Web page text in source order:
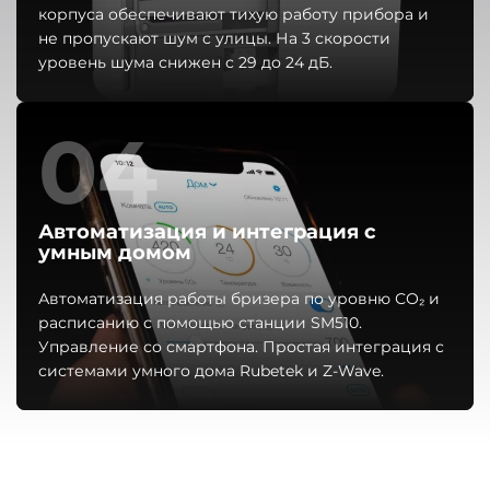
корпуса обеспечивают тихую работу прибора и
не пропускают шум с улицы. На 3 скорости
уровень шума снижен с 29 до 24 дБ.
04
Автоматизация и интеграция с
умным домом
Автоматизация работы бризера по уровню СО₂ и
расписанию с помощью станции SM510.
Управление со смартфона. Простая интеграция с
системами умного дома Rubetek и Z-Wave.